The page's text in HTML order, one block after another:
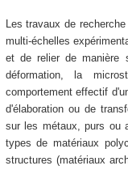
Les travaux de
multi-échelles
et de relier de manière
déformation, la
comportement effectif
d'élaboration ou de
sur les métaux, purs ou
types de matériaux
structures (matériaux